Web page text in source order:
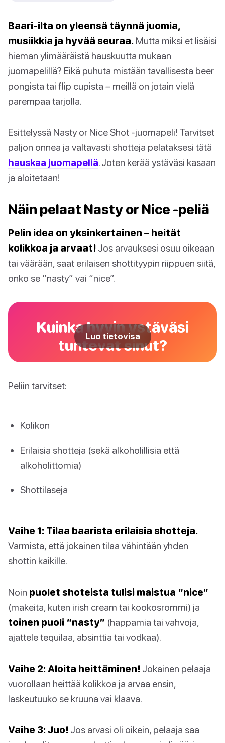
Baari-ilta on yleensä täynnä juomia,
musiikkia ja hyvää seuraa. Mutta miksi et lisäisi
hieman ylimääräistä hauskuutta mukaan
juomapelillä? Eikä puhuta mistään tavallisesta beer
pongista tai flip cupista – meillä on jotain vielä
parempaa tarjolla.
Esittelyssä Nasty or Nice Shot -juomapeli! Tarvitset
paljon onnea ja valtavasti shotteja pelataksesi tätä
hauskaa juomapeliä. Joten kerää ystäväsi kasaan
ja aloitetaan!
Näin pelaat Nasty or Nice -peliä
Pelin idea on yksinkertainen – heität
kolikkoa ja arvaat! Jos arvauksesi osuu oikeaan
tai väärään, saat erilaisen shottityypin riippuen siitä,
onko se “nasty” vai “nice”.
Kuinka hyvin ystäväsi
tuntevat sinut?
Luo tietovisa
Peliin tarvitset:
Kolikon
Erilaisia shotteja (sekä alkoholillisia että
alkoholittomia)
Shottilaseja
Vaihe 1: Tilaa baarista erilaisia shotteja.
Varmista, että jokainen tilaa vähintään yhden
shottin kaikille.
Noin puolet shoteista tulisi maistua “nice”
(makeita, kuten irish cream tai kookosrommi) ja
toinen puoli “nasty” (happamia tai vahvoja,
ajattele tequilaa, absinttia tai vodkaa).
Vaihe 2: Aloita heittäminen! Jokainen pelaaja
vuorollaan heittää kolikkoa ja arvaa ensin,
laskeutuuko se kruuna vai klaava.
Vaihe 3: Juo! Jos arvasi oli oikein, pelaaja saa